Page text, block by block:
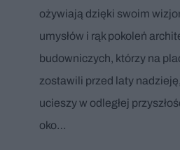
ożywiają dzięki swoim
umysłów i rąk pokoleń
budowniczych, którzy na
zostawili przed laty
ucieszy w odległej
oko…